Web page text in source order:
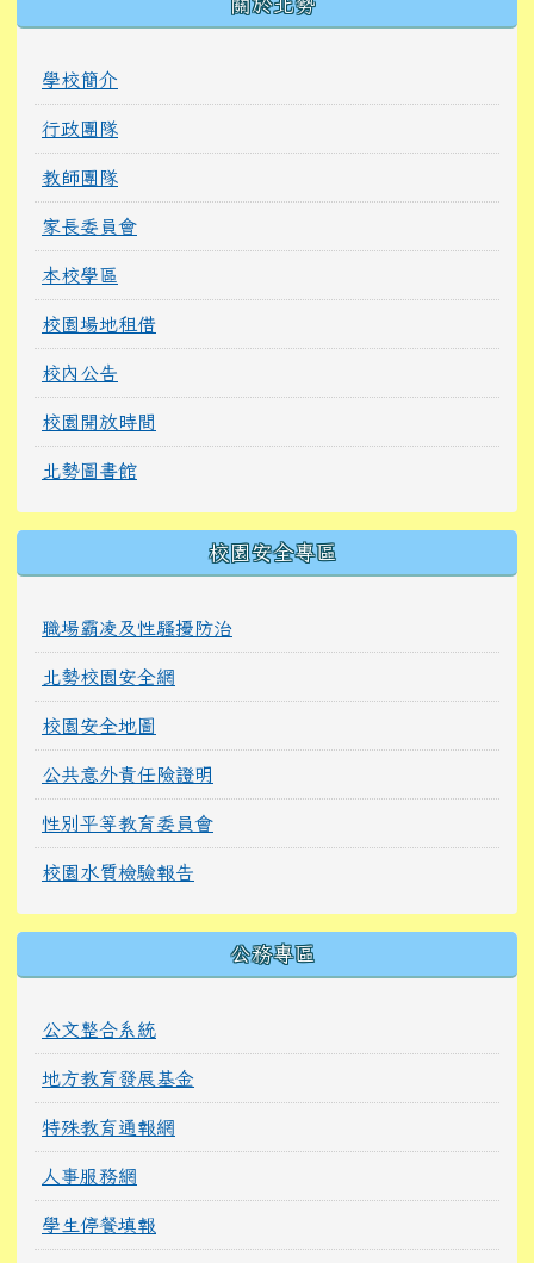
學校簡介
行政團隊
教師團隊
家長委員會
本校學區
校園場地租借
校內公告
校園開放時間
北勢圖書館
校園安全專區
職場霸凌及性騷擾防治
北勢校園安全網
校園安全地圖
公共意外責任險證明
性別平等教育委員會
校園水質檢驗報告
公務專區
公文整合系統
地方教育發展基金
特殊教育通報網
人事服務網
學生停餐填報